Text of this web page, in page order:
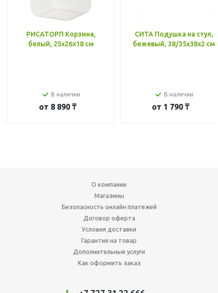
РИСАТОРП Корзина,
белый, 25x26x18 см
В наличии
от 8 890 ₸
СИТА Подушка на стул,
бежевый, 38/35x38x2 см
В наличии
от 1 790 ₸
О компании
Магазины
Безопасность онлайн платежей
Договор оферта
Условия доставки
Гарантия на товар
Дополнительные услуги
Как оформить заказ